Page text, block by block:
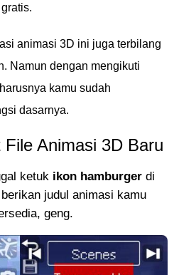
animasi 3D ini juga terbilang
Namun dengan mengikuti
kamu sudah
dasarnya.
Animasi 3D Baru
ketuk ikon hamburger di
judul animasi kamu
geng.